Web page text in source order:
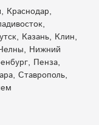
Краснодар,
Казань, Клин,
Нижний
Пенза,
Ставрополь,